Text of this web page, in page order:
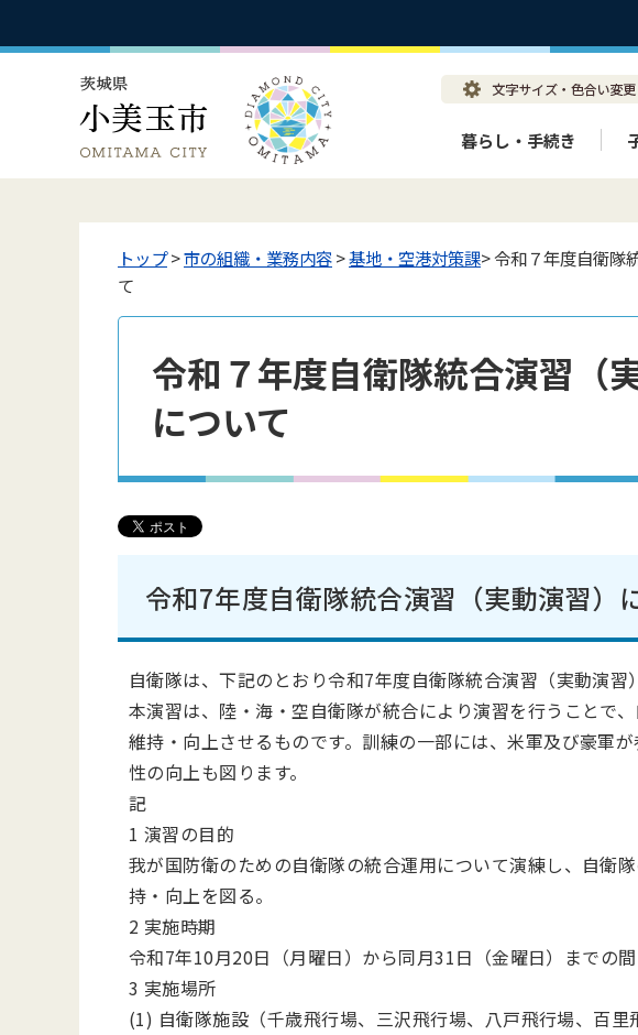
暮らし・手続き
トップ>市の組織・業務内容>基地・空港対策課> 令和７年度自衛隊
て
令和７年度自衛隊統合演習（
について
令和7年度自衛隊統合演習（実動演習）
自衛隊は、下記のとおり令和7年度自衛隊統合演習（実動演習
本演習は、陸・海・空自衛隊が統合により演習を行うことで
維持・向上させるものです。訓練の一部には、米軍及び豪軍
性の向上も図ります。
記
1 演習の目的
我が国防衛のための自衛隊の統合運用について演練し、自衛
持・向上を図る。
2 実施時期
令和7年10月20日（月曜日）から同月31日（金曜日）までの間
3 実施場所
(1) 自衛隊施設（千歳飛行場、三沢飛行場、八戸飛行場、百里